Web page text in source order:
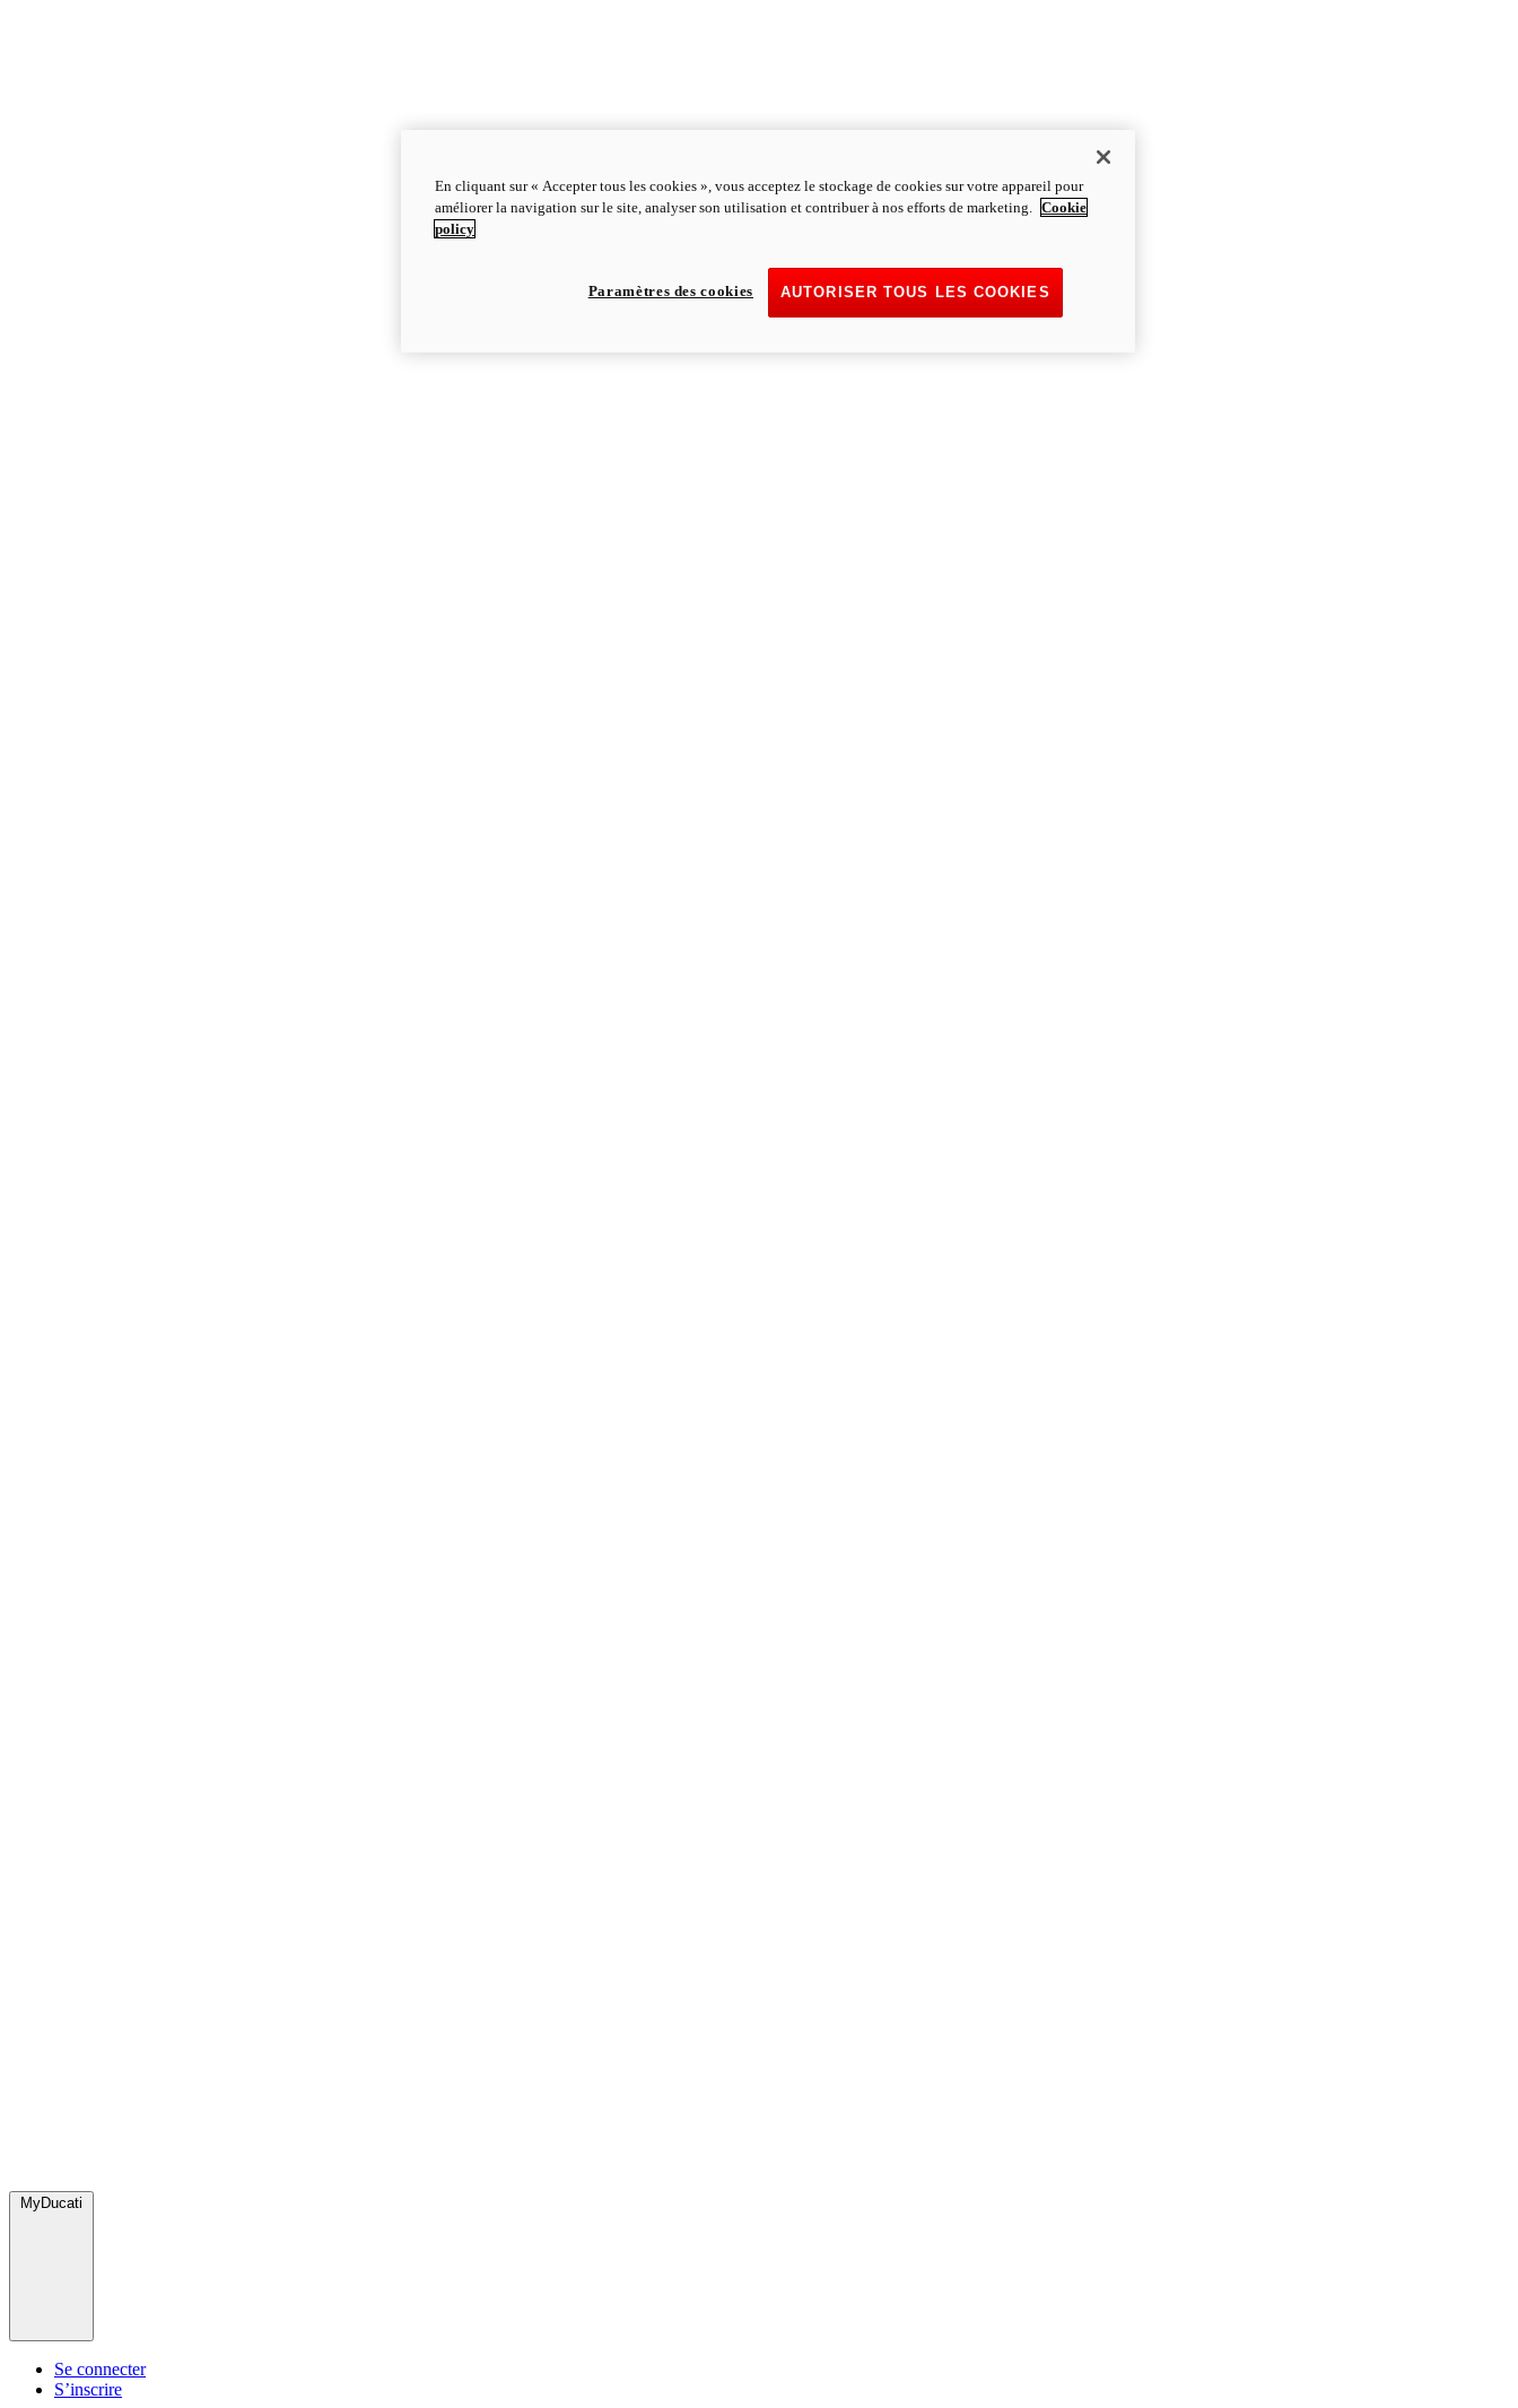
MyDucati
Se connecter
S’inscrire
En cliquant sur « Accepter tous les cookies », vous acceptez le stockage de cookies sur votre appareil pour
améliorer la navigation sur le site, analyser son utilisation et contribuer à nos efforts de marketing. Cookie
policy
AUTORISER TOUS LES COOKIES
Paramètres des cookies